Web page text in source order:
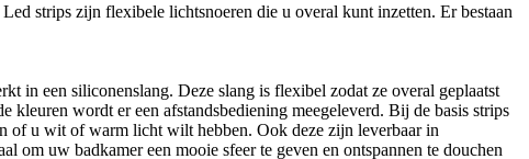
strips zijn flexibele lichtsnoeren die u overal kunt inzetten. Er bestaan
in een siliconenslang. Deze slang is flexibel zodat ze overal geplaatst
kleuren wordt er een afstandsbediening meegeleverd. Bij de basis strips
of u wit of warm licht wilt hebben. Ook deze zijn leverbaar in
uw badkamer een mooie sfeer te geven en ontspannen te douchen